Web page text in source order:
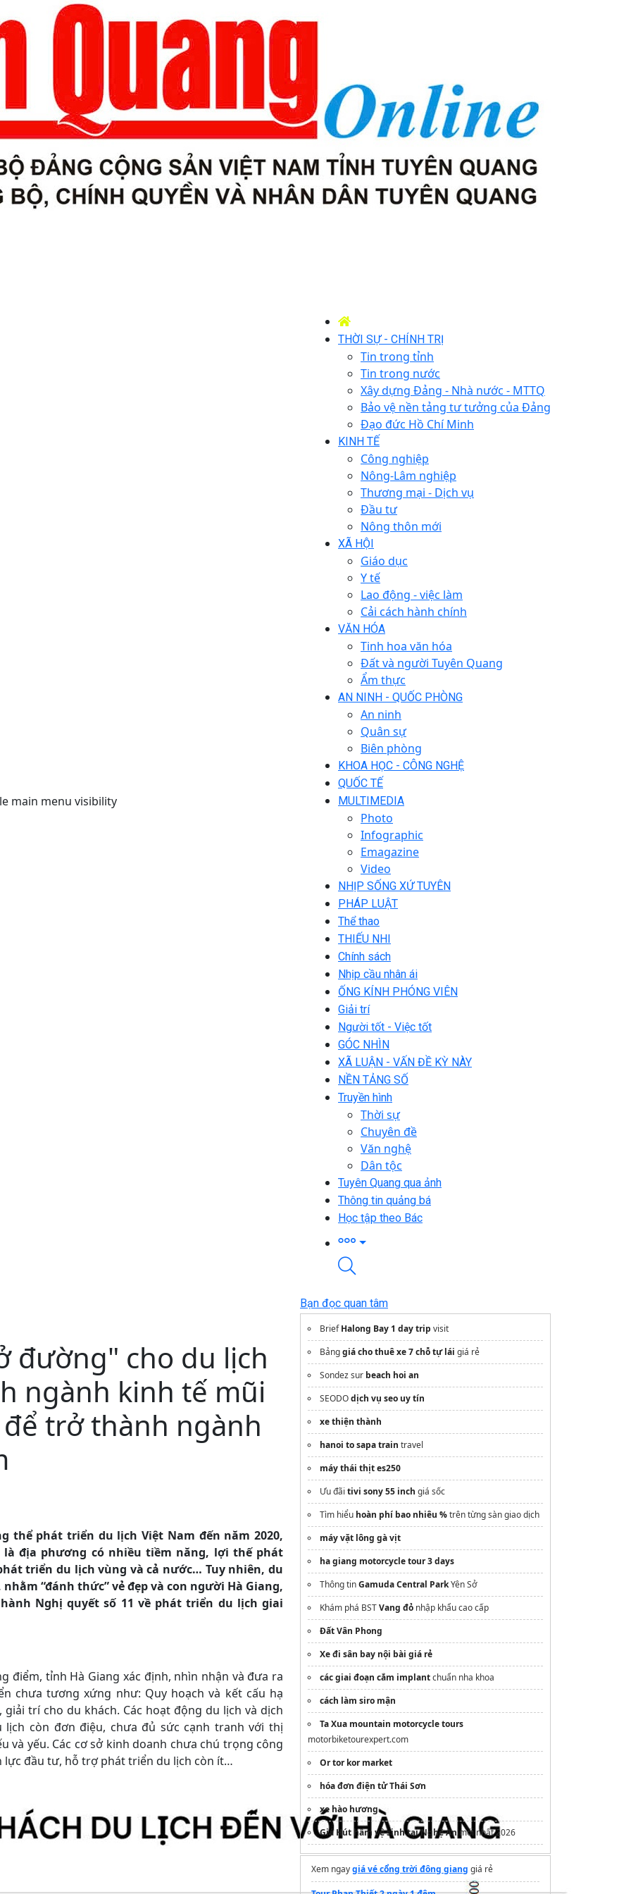
main menu visibility
THỜI SỰ - CHÍNH TRỊ
Tin trong tỉnh
Tin trong nước
Xây dựng Đảng - Nhà nước - MTTQ
Bảo vệ nền tảng tư tưởng của Đảng
Đạo đức Hồ Chí Minh
KINH TẾ
Công nghiệp
Nông-Lâm nghiệp
Thương mại - Dịch vụ
Đầu tư
Nông thôn mới
XÃ HỘI
Giáo dục
Y tế
Lao động - việc làm
Cải cách hành chính
VĂN HÓA
Tinh hoa văn hóa
Đất và người Tuyên Quang
Ẩm thực
AN NINH - QUỐC PHÒNG
An ninh
Quân sự
Biên phòng
KHOA HỌC - CÔNG NGHỆ
QUỐC TẾ
MULTIMEDIA
Photo
Infographic
Emagazine
Video
NHỊP SỐNG XỨ TUYÊN
PHÁP LUẬT
Thể thao
THIẾU NHI
Chính sách
Nhịp cầu nhân ái
ỐNG KÍNH PHÓNG VIÊN
Giải trí
Người tốt - Việc tốt
GÓC NHÌN
XÃ LUẬN - VẤN ĐỀ KỲ NÀY
NỀN TẢNG SỐ
Truyền hình
Thời sự
Chuyên đề
Văn nghệ
Dân tộc
Tuyên Quang qua ảnh
Thông tin quảng bá
Học tập theo Bác
đường" cho du lịch
ngành kinh tế mũi
trở thành ngành
thể phát triển du lịch Việt Nam đến năm 2020,
là địa phương có nhiều tiềm năng, lợi thế phát
triển du lịch vùng và cả nước… Tuy nhiên, du
“đánh thức” vẻ đẹp và con người Hà Giang,
Nghị quyết số 11 về phát triển du lịch giai
tỉnh Hà Giang xác định, nhìn nhận và đưa ra
chưa tương xứng như: Quy hoạch và kết cấu hạ
trí cho du khách. Các hoạt động du lịch và dịch
còn đơn điệu, chưa đủ sức cạnh tranh với thị
yếu. Các cơ sở kinh doanh chưa chú trọng công
lực đầu tư, hỗ trợ phát triển du lịch còn ít…
Bạn đọc quan tâm
BriefHalong Bay 1 day trip visit
Bảnggiá cho thuê xe 7 chỗ tự lái giá rẻ
Sondez sur beach hoi an
SEODOdịch vụ seo uy tín
xe thiện thành
hanoi to sapa train travel
máy thái thịt es250
Ưu đãi tivi sony 55 inch giá sốc
Tìm hiểu hoàn phí bao nhiêu %trên từng sàn giao dịch
máy vặt lông gà vịt
ha giang motorcycle tour 3 days
Thông tinGamuda Central ParkYên Sở
Khám phá BSTVang đỏ nhập khẩu cao cấp
Đất Vân Phong
Xe đi sân bay nội bài giá rẻ
các giai đoạn cắm implantchuẩn nha khoa
cách làm siro mận
Ta Xua mountain motorcycle tours
motorbiketourexpert.com
Or tor kor market
hóa đơn điện tử Thái Sơn
xe hào hương
Giá Hút hầm vệ sinh tại Nghệ An mới nhất 2026
Xem ngaygiá vé cổng trời đông giang giá rẻ